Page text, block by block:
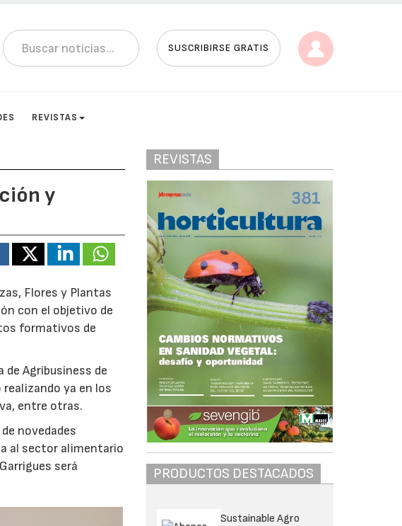
SUSCRIBIRSE GRATIS
REVISTAS
y
Flores y Plantas
con el objetivo de
formativos de
de Agribusiness de
ya en los
entre otras.
novedades
al sector alimentario
será
REVISTAS
PRODUCTOS DESTACADOS
Sustainable Agro